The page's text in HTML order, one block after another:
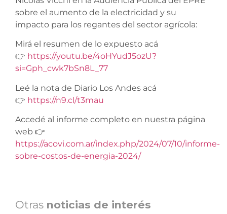
sobre el aumento de la electricidad y su
impacto para los regantes del sector agrícola:
Mirá el resumen de lo expuesto acá
👉 https://youtu.be/4oHYudJ5ozU?
si=Gph_cwk7bSn8L_77
Leé la nota de Diario Los Andes acá
👉 https://n9.cl/t3mau
Accedé al informe completo en nuestra página
web 👉
https://acovi.com.ar/index.php/2024/07/10/informe-
sobre-costos-de-energia-2024/
Otras noticias de interés